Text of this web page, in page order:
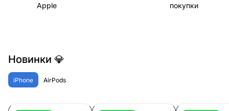
Apple
покупки
Новинки 💎
iPhone AirPods